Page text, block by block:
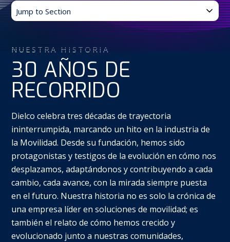
CONÉCTATE
Search
Jump
to
NUESTRA HISTORIA
30 AÑOS DE
RECORRIDO
Dielco celebra tres décadas de trayectoria
ininterrumpida, marcando un hito en la industria de
la Movilidad. Desde su fundación, hemos sido
protagonistas y testigos de la evolución en cómo nos
desplazamos, adaptándonos y contribuyendo a cada
cambio, cada avance, con la mirada siempre puesta
en el futuro. Nuestra historia no es solo la crónica de
una empresa líder en soluciones de movilidad; es
también el relato de cómo hemos crecido y
evolucionado junto a nuestras comunidades,